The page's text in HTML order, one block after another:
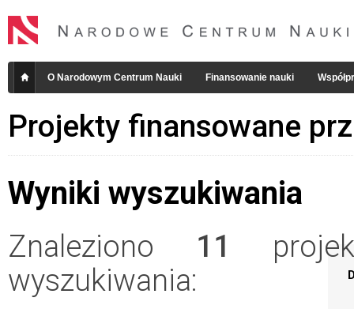
O Narodowym Centrum Nauki Finansowanie nauki
Projekty finansowane
Wyniki wyszukiwania
Znaleziono 11
wyszukiwania: